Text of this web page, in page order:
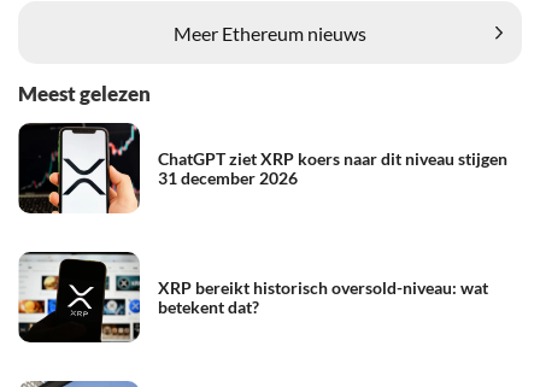
Meer Ethereum nieuws
Meest gelezen
ChatGPT ziet XRP koers naar dit niveau stijgen
31 december 2026
XRP bereikt historisch oversold-niveau: wat
betekent dat?